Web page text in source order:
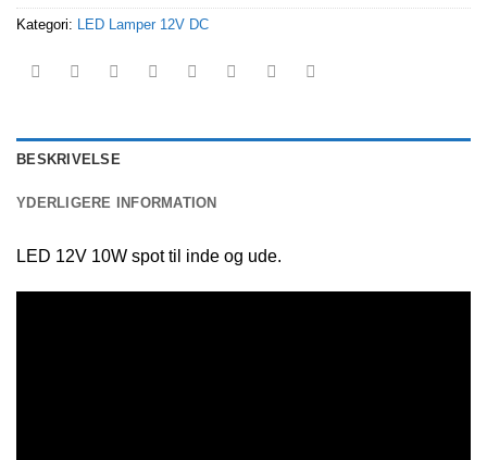
Kategori: LED Lamper 12V DC
BESKRIVELSE
YDERLIGERE INFORMATION
LED 12V 10W spot til inde og ude.